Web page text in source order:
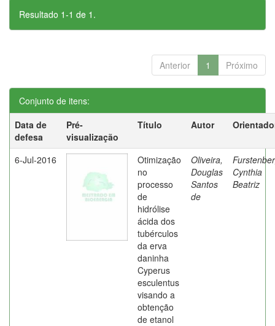
Resultado 1-1 de 1.
Anterior 1 Próximo
Conjunto de itens:
Data de
defesa
Pré-
visualização
Título Autor
6-Jul-2016
Otimização
no
processo
de
hidrólise
ácida dos
tubérculos
da erva
daninha
Cyperus
esculentus
visando a
obtenção
de etanol
Oliveira,
Douglas
Santos
de
Cynthia
Beatriz